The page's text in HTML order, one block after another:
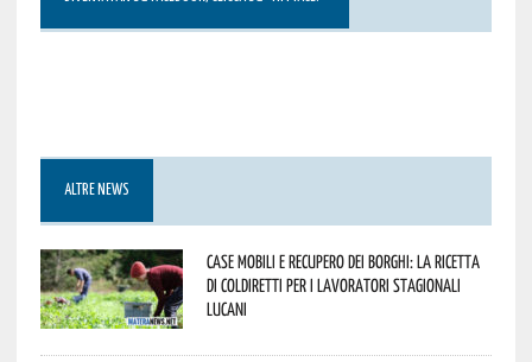
ALTRE NEWS
Case mobili e recupero dei borghi: la ricetta
di Coldiretti per i lavoratori stagionali
lucani